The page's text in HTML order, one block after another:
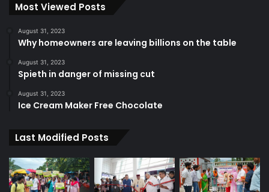
Most Viewed Posts
August 31, 2023
Why homeowners are leaving billions on the table
August 31, 2023
Spieth in danger of missing cut
August 31, 2023
Ice Cream Maker Free Chocolate
Last Modified Posts